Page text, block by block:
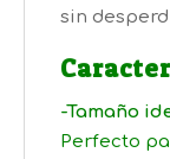
sin
-Tamaño
Perfecto